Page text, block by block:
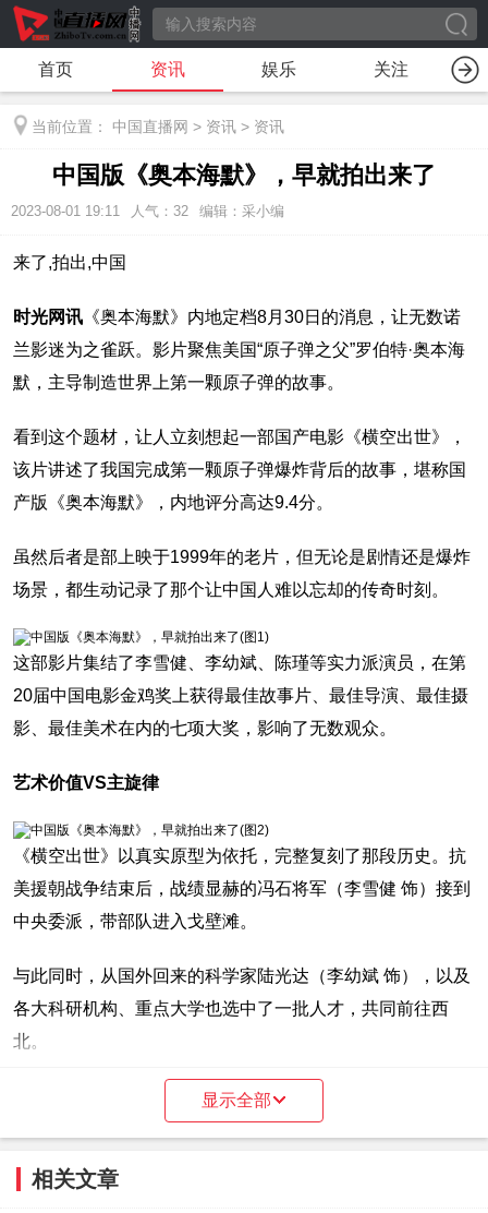
首页 资讯 娱乐 关注
当前位置： 中国直播网 > 资讯 > 资讯
中国版《奥本海默》，早就拍出来了
2023-08-01 19:11 人气： 32 编辑：采小编
来了,拍出,中国
时光网讯 《奥本海默》内地定档8月30日的消息，让无数诺
兰影迷为之雀跃。影片聚焦美国“原子弹之父”罗伯特·奥本海
默，主导制造世界上第一颗原子弹的故事。
看到这个题材，让人立刻想起一部国产电影《横空出世》，
该片讲述了我国完成第一颗原子弹爆炸背后的故事，堪称国
产版《奥本海默》，内地评分高达9.4分。
虽然后者是部上映于1999年的老片，但无论是剧情还是爆炸
场景，都生动记录了那个让中国人难以忘却的传奇时刻。
这部影片集结了李雪健、李幼斌、陈瑾等实力派演员，在第
20届中国电影金鸡奖上获得最佳故事片、最佳导演、最佳摄
影、最佳美术在内的七项大奖，影响了无数观众。
艺术价值VS主旋律
《横空出世》以真实原型为依托，完整复刻了那段历史。抗
美援朝战争结束后，战绩显赫的冯石将军（李雪健 饰）接到
中央委派，带部队进入戈壁滩。
与此同时，从国外回来的科学家陆光达（李幼斌 饰），以及
各大科研机构、重点大学也选中了一批人才，共同前往西
北。
他们将在那里，完成一项艰巨且伟大的使命，建造中国原子
显示全部
相关文章